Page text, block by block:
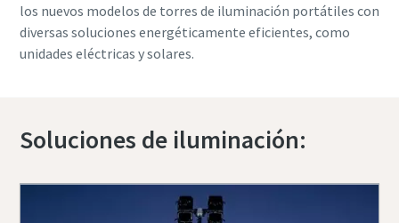
los nuevos modelos de torres de iluminación portátiles con
diversas soluciones energéticamente eficientes, como
unidades eléctricas y solares.
Soluciones de iluminación: